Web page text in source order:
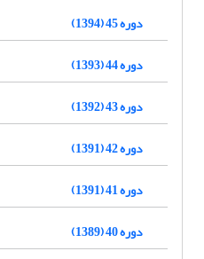
دوره 45 (1394)
دوره 44 (1393)
دوره 43 (1392)
دوره 42 (1391)
دوره 41 (1391)
دوره 40 (1389)